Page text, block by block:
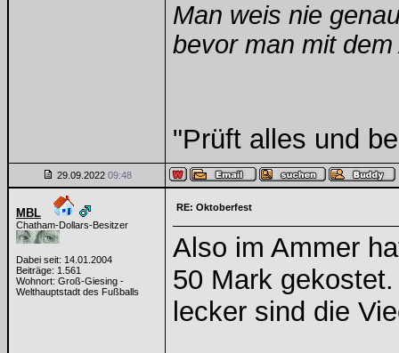
Man weis nie
bevor man mit
"Prüft alles und
29.09.2022 09:48
MBL
Chatham-Dollars-Besitzer
Dabei seit: 14.01.2004
Beiträge: 1.561
Wohnort: Groß-Giesing -
Welthauptstadt des Fußballs
RE: Oktoberfest
Also im Ammer
50 Mark
lecker sind die